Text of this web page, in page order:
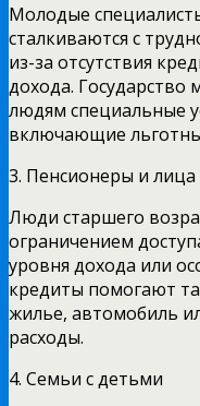
Молодые
сталкиваются с
из-за отсутствия
дохода.
людям специальные
включающие
3. Пенсионеры и
Люди старшего
ограничением
уровня дохода или
кредиты помогают
жилье, автомобиль
расходы.
4. Семьи с детьми